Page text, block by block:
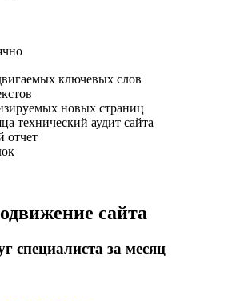
ключевых слов
новых страниц
технический аудит сайта
отчет
сайта
специалиста за месяц